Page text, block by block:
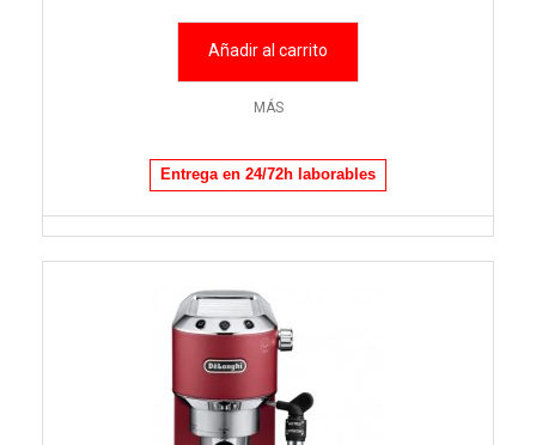
Añadir al carrito
MÁS
Entrega en 24/72h laborables